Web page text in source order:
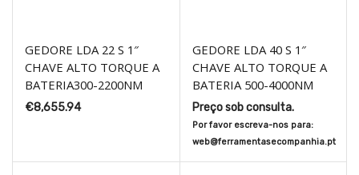
GEDORE LDA 22 S 1″
CHAVE ALTO TORQUE A
BATERIA300-2200NM
€8,655.94
GEDORE LDA 40 S 1″
CHAVE ALTO TORQUE A
BATERIA 500-4000NM
Preço sob consulta.
Por favor escreva-nos para:
web@ferramentasecompanhia.pt